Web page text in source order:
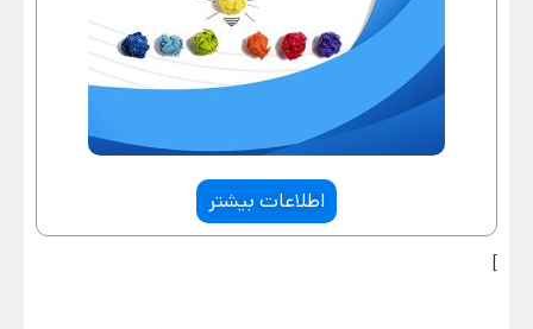
اطلاعات بیشتر
]